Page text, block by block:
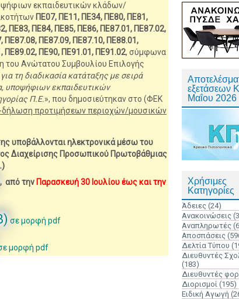
εκπαιδευτικών κλάδων/
ΠΕ07, ΠΕ11, ΠΕ34, ΠΕ80, ΠΕ81,
ΠΕ83, ΠΕ84, ΠΕ85, ΠΕ86, ΠΕ87.01, ΠΕ87.02,
ΠΕ87.08, ΠΕ87.09, ΠΕ87.10, ΠΕ88.01,
ΠΕ89.02, ΠΕ90, ΠΕ91.01, ΠΕ91.02, σύμφωνα
του Ανώτατου Συμβουλίου Επιλογής
τη διαδικασία κατάταξης με σειρά
υποψήφιων εκπαιδευτικών
Π.Ε.», που δημοσιεύτηκαν στο (ΦΕΚ
δήλωση προτιμήσεων περιοχών/μουσικών
υποβάλλονται ηλεκτρονικά μέσω του
Διαχείρισης Προσωπικού Πρωτοβάθμιας
από την Παρασκευή 30 Ιουλίου έως και την
σε μορφή pdf
μορφή pdf
εξετάσεων
Μαΐου 2026
Χρήσιμες
Κατηγορίες
Άδειες (24)
Ανακοινώσεις
Αναπληρωτές
Αποσπάσεις
Δελτία Τύπου
Διευθυντές
(183)
Διευθυντές
Διορισμοί (195)
Ειδική Αγωγή